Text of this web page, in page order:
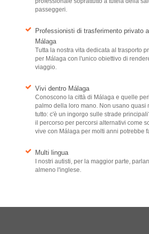
passeggeri.
Professionisti di trasferimento privato
Málaga
Tutta la nostra vita dedicata al trasporto
per Málaga con l'unico obiettivo di
viaggio.
Vivi dentro Málaga
Conoscono la città di Málaga e quelle
palmo della loro mano. Non usano quasi
tutto: c'è un ingorgo sulle strade
il percorso per percorsi alternativi come
vive con Málaga per molti anni potrebbe
Multi lingua
I nostri autisti, per la maggior parte,
almeno l'inglese.